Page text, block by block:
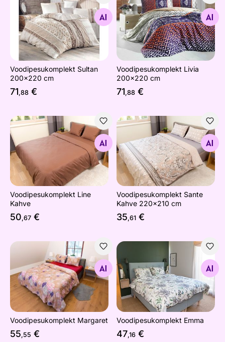
Voodipesukomplekt Sultan 200x220 cm
Otsi sarnaseid
Voodipesukomplekt Sultan
200x220 cm
71,88 €
Voodipesukomplekt Livia
Otsi sarnaseid
Voodipesukomplekt Livia
200x220 cm
71,88 €
Voodipesukomplekt Line Kahve
Otsi sarnaseid
Voodipesukomplekt Line
Kahve
50,67 €
Voodipesukomplekt Sante
Otsi sarnaseid
Voodipesukomplekt Sante
Kahve 220x210 cm
35,61 €
Voodipesukomplekt Margaret
Otsi sarnaseid
Voodipesukomplekt Margaret
55,55 €
Voodipesukomplekt Emma
Otsi sarnaseid
Voodipesukomplekt Emma
47,16 €